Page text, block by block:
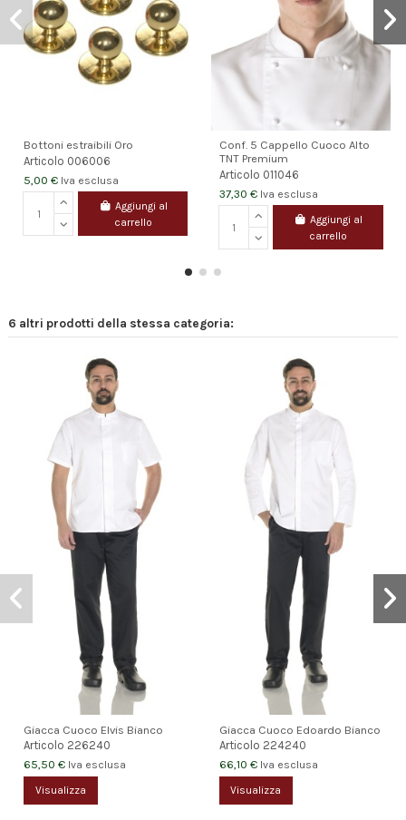
Bottoni estraibili Oro
Articolo 006006
5,00 € Iva esclusa
Aggiungi al
carrello
Conf. 5 Cappello Cuoco Alto
TNT Premium
Articolo 011046
37,30 € Iva esclusa
Aggiungi al
carrello
6 altri prodotti della stessa categoria:
Giacca Cuoco Elvis Bianco
Articolo 226240
65,50 € Iva esclusa
Visualizza
Giacca Cuoco Edoardo Bianco
Articolo 224240
66,10 € Iva esclusa
Visualizza